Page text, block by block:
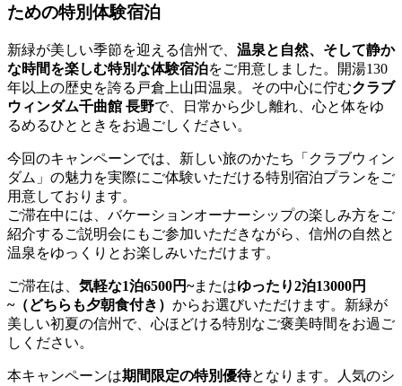
ための特別体験宿泊
新緑が美しい季節を迎える信州で、 温泉と自然、そして静か
な時間を楽しむ特別な体験宿泊をご用意しました。開湯130
年以上の歴史を誇る戸倉上山田温泉。その中心に佇むクラブ
ウィンダム千曲館 長野で、日常から少し離れ、心と体をゆ
るめるひとときをお過ごしください。
今回のキャンペーンでは、新しい旅のかたち「クラブウィン
ダム」の魅力を実際にご体験いただける特別宿泊プランをご
用意しております。
ご滞在中には、バケーションオーナーシップの楽しみ方をご
紹介するご説明会にもご参加いただきながら、信州の自然と
温泉をゆっくりとお楽しみいただけます。
ご滞在は、 気軽な1泊6500円~またはゆったり2泊13000円
~（どちらも夕朝食付き） からお選びいただけます。新緑が
美しい初夏の信州で、心ほどける特別なご褒美時間をお過ご
しください。
本キャンペーンは期間限定の特別優待となります。人気のシ